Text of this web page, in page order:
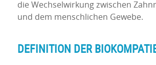
die Wechselwirkung zwischen
und dem menschlichen Gewebe.
DEFINITION DER